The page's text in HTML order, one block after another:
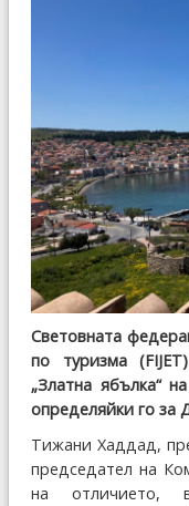
Световната
по туризма
„Златна ябълка“
определяйки го за
Тижани Хаддад,
председател на
на отличието,